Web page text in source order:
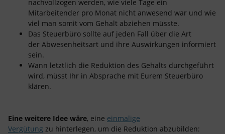
nachvollzogen werden, wie viele Tage ein
Mitarbeitender pro Monat nicht anwesend war und wie
viel man somit vom Gehalt abziehen müsste.
Das Steuerbüro sollte auf jeden Fall über die Art
der Abwesenheitsart und ihre Auswirkungen informiert
sein.
Wann letztlich die Reduktion des Gehalts durchgeführt
wird, müsst Ihr in Absprache mit Eurem Steuerbüro
klären.
Eine weitere Idee wäre, eine einmalige
Vergütung zu hinterlegen, um die Reduktion abzubilden: